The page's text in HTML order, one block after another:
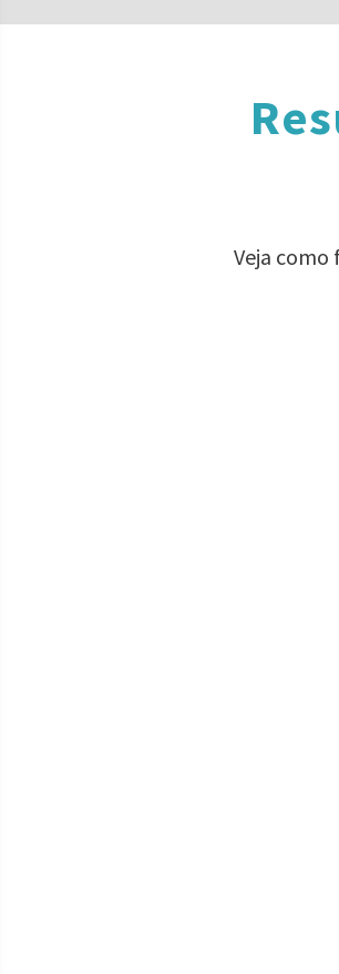
Veja como